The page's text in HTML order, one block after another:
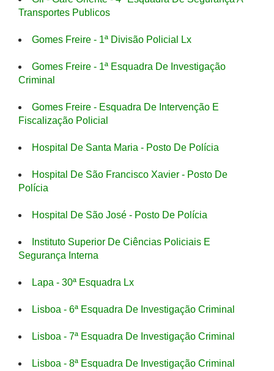
Transportes Publicos
Gomes Freire - 1ª Divisão Policial Lx
Gomes Freire - 1ª Esquadra De Investigação
Criminal
Gomes Freire - Esquadra De Intervenção E
Fiscalização Policial
Hospital De Santa Maria - Posto De Polícia
Hospital De São Francisco Xavier - Posto De
Polícia
Hospital De São José - Posto De Polícia
Instituto Superior De Ciências Policiais E
Segurança Interna
Lapa - 30ª Esquadra Lx
Lisboa - 6ª Esquadra De Investigação Criminal
Lisboa - 7ª Esquadra De Investigação Criminal
Lisboa - 8ª Esquadra De Investigação Criminal